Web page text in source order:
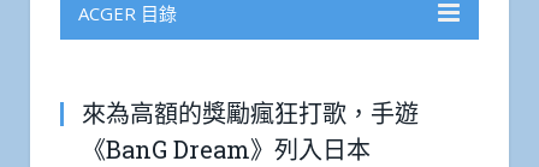
ACGER 目錄
來為高額的獎勵瘋狂打歌，手遊
《BanG Dream》列入日本